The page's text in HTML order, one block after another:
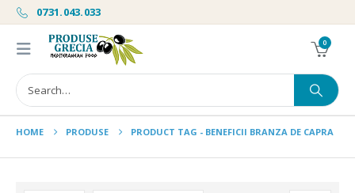
0731.043.033
0
HOME PRODUSE PRODUCT TAG - BENEFICII BRANZA DE CAPRA